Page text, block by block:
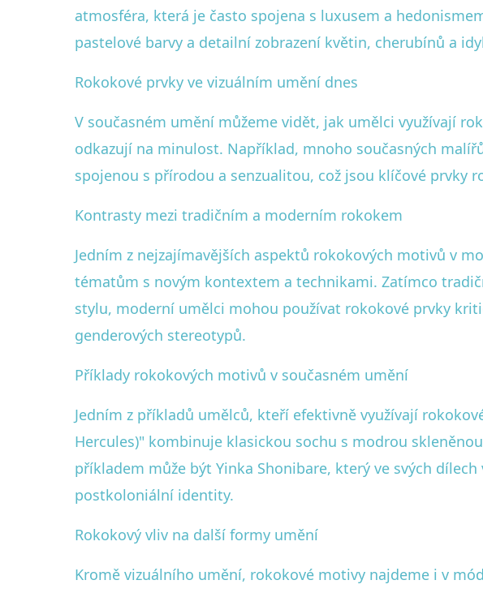
atmosféra, která je často spojena s luxusem a
pastelové barvy a detailní zobrazení květin, cherubínů a
Rokokové prvky ve vizuálním umění dnes
V současném umění můžeme vidět, jak umělci využívají
odkazují na minulost. Například, mnoho současných
spojenou s přírodou a senzualitou, což jsou klíčové prvky
Kontrasty mezi tradičním a moderním rokokem
Jedním z nejzajímavějších aspektů rokokových motivů v
tématům s novým kontextem a technikami. Zatímco
stylu, moderní umělci mohou používat rokokové prvky
genderových stereotypů.
Příklady rokokových motivů v současném umění
Jedním z příkladů umělců, kteří efektivně využívají
Hercules)" kombinuje klasickou sochu s modrou
příkladem může být Yinka Shonibare, který ve svých
postkoloniální identity.
Rokokový vliv na další formy umění
Kromě vizuálního umění, rokokové motivy najdeme i v